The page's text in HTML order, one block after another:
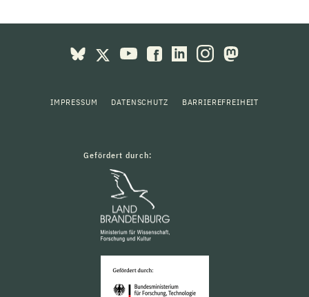
IMPRESSUM DATENSCHUTZ BARRIEREFREIHEIT
Gefördert durch: